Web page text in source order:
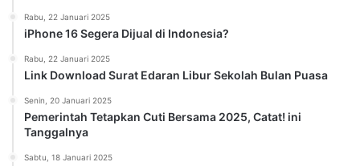
Rabu, 22 Januari 2025
iPhone 16 Segera Dijual di Indonesia?
Rabu, 22 Januari 2025
Link Download Surat Edaran Libur Sekolah Bulan Puasa
Senin, 20 Januari 2025
Pemerintah Tetapkan Cuti Bersama 2025, Catat! ini
Tanggalnya
Sabtu, 18 Januari 2025